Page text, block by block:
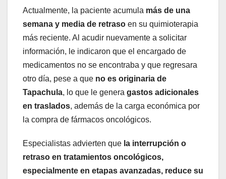
Actualmente, la paciente acumula más de una
semana y media de retraso en su quimioterapia
más reciente. Al acudir nuevamente a solicitar
información, le indicaron que el encargado de
medicamentos no se encontraba y que regresara
otro día, pese a que no es originaria de
Tapachula, lo que le genera gastos adicionales
en traslados, además de la carga económica por
la compra de fármacos oncológicos.
Especialistas advierten que la interrupción o
retraso en tratamientos oncológicos,
especialmente en etapas avanzadas, reduce su